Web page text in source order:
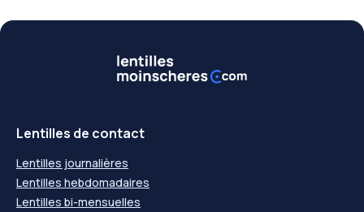
Lentilles de contact
Lentilles journalières
Lentilles hebdomadaires
Lentilles bi-mensuelles